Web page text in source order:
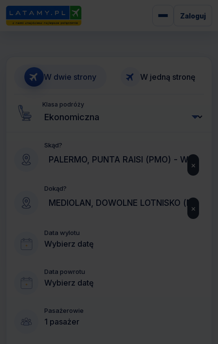
Zaloguj
W dwie strony W jedną stronę
Klasa podróży
Skąd?
×
Dokąd?
×
Data wylotu
Wybierz datę
Data powrotu
Wybierz datę
Pasażerowie
1 pasażer